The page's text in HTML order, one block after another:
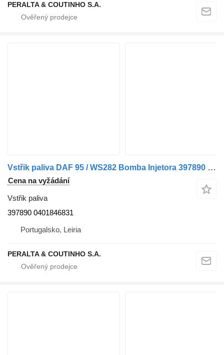
PERALTA & COUTINHO S.A.
Vstřik paliva DAF 95 / WS282 Bomba Injetora 397890 pro nákladní auta DAF 95
Cena na vyžádání
Vstřik paliva
397890 0401846831
Portugalsko, Leiria
PERALTA & COUTINHO S.A.